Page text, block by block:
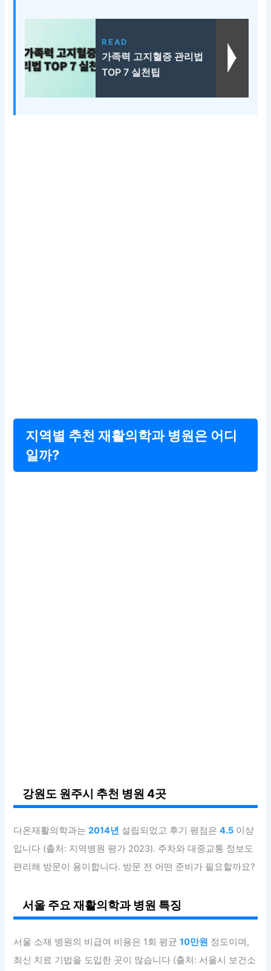
READ
가족력 고지혈증 관리법
TOP 7 실천팁
지역별 추천 재활의학과 병원은 어디
일까?
강원도 원주시 추천 병원 4곳
다온재활의학과는2014년 설립되었고 후기 평점은4.5 이상
입니다 (출처: 지역병원 평가 2023). 주차와 대중교통 정보도
편리해 방문이 용이합니다. 방문 전 어떤 준비가 필요할까요?
서울 주요 재활의학과 병원 특징
서울 소재 병원의 비급여 비용은 1회 평균10만원 정도이며,
최신 치료 기법을 도입한 곳이 많습니다 (출처: 서울시 보건소